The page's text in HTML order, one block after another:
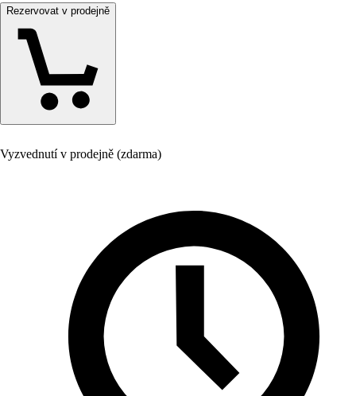
Rezervovat v prodejně
Vyzvednutí v prodejně (zdarma)